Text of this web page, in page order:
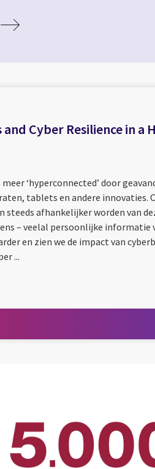
and Cyber Resilience in a
‘hyperconnected’ door
tablets en andere innovaties.
steeds afhankelijker worden van
– veelal persoonlijke informatie
en zien we de impact van
...